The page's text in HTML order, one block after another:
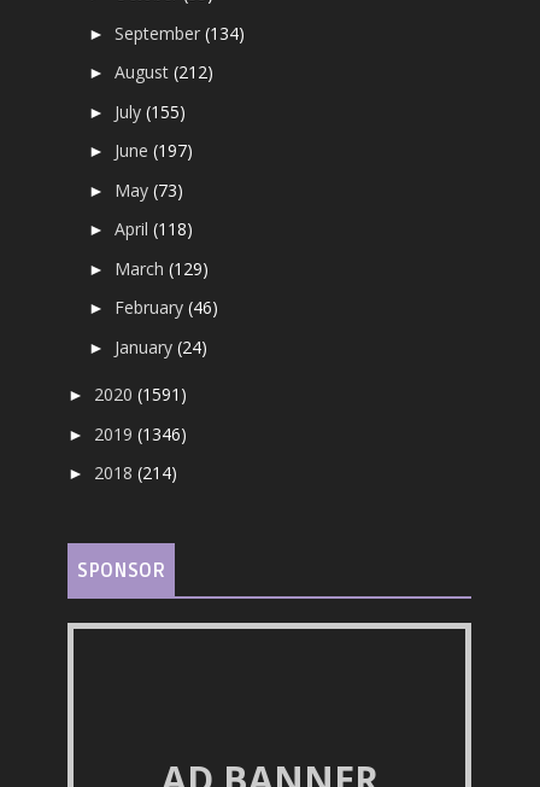
►September(134)
►August(212)
► July(155)
► June(197)
► May(73)
►April(118)
► March(129)
► February(46)
► January(24)
► 2020(1591)
► 2019(1346)
► 2018(214)
SPONSOR